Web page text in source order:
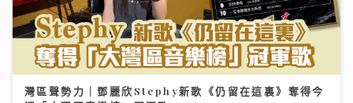
灣區聲勢力｜鄧麗欣Stephy新歌《仍留在這裏》奪得今